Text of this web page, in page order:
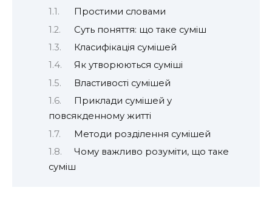
Простими словами
Суть поняття: що таке суміш
Класифікація сумішей
Як утворюються суміші
Властивості сумішей
Приклади сумішей у
повсякденному житті
Методи розділення сумішей
Чому важливо розуміти, що таке
суміш